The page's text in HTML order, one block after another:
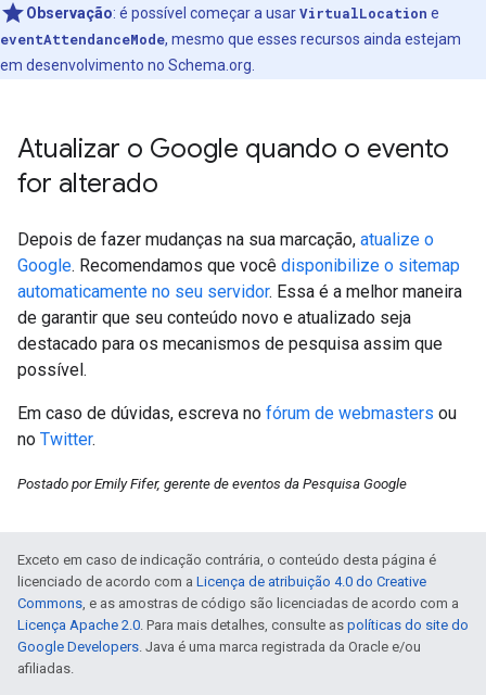
Observação: é possível começar a usarVirtualLocation e
eventAttendanceMode, mesmo que esses recursos ainda estejam
em desenvolvimento no Schema.org.
Atualizar o Google quando o evento
for alterado
Depois de fazer mudanças na sua marcação, atualize o
Google. Recomendamos que você disponibilize o sitemap
automaticamente no seu servidor. Essa é a melhor maneira
de garantir que seu conteúdo novo e atualizado seja
destacado para os mecanismos de pesquisa assim que
possível.
Em caso de dúvidas, escreva no fórum de webmasters ou
no Twitter.
Postado por Emily Fifer, gerente de eventos da Pesquisa Google
Exceto em caso de indicação contrária, o conteúdo desta página é
licenciado de acordo com a Licença de atribuição 4.0 do Creative
Commons, e as amostras de código são licenciadas de acordo com a
Licença Apache 2.0. Para mais detalhes, consulte as políticas do site do
Google Developers. Java é uma marca registrada da Oracle e/ou
afiliadas.